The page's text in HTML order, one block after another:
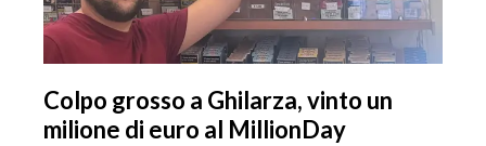
Colpo grosso a Ghilarza, vinto un
milione di euro al MillionDay